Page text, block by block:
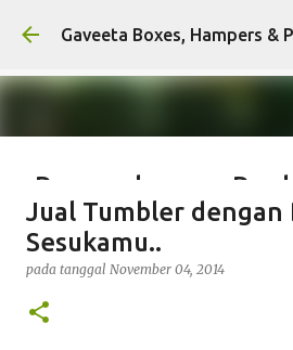
Langsung ke
Gaveeta Boxes, Hampers &
Pengembangan
Packaging:
dan Keberlanjutan
pada tanggalJuni 20, 2023
Jual Tumbler dengan
Sesukamu..
pada tanggal November 04, 2014